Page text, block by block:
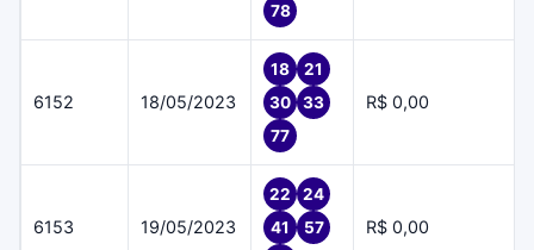
78
6152 18/05/2023
18
21
30
33
77
R$ 0,00
6153 19/05/2023
22
24
41
57
R$ 0,00